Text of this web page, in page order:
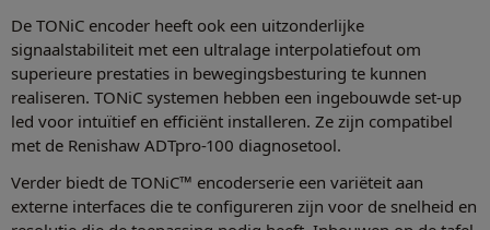
De TONiC encoder heeft ook een uitzonderlijke
signaalstabiliteit met een ultralage interpolatiefout om
superieure prestaties in bewegingsbesturing te kunnen
realiseren. TONiC systemen hebben een ingebouwde set-up
led voor intuïtief en efficiënt installeren. Ze zijn compatibel
met de Renishaw ADTpro-100 diagnosetool.
Verder biedt de TONiC™ encoderserie een variëteit aan
externe interfaces die te configureren zijn voor de snelheid en